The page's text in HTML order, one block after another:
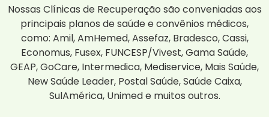
Nossas Clínicas de Recuperação são conveniadas aos
principais planos de saúde e convênios médicos,
como: Amil, AmHemed, Assefaz, Bradesco, Cassi,
Economus, Fusex, FUNCESP/Vivest, Gama Saúde,
GEAP, GoCare, Intermedica, Mediservice, Mais Saúde,
New Saúde Leader, Postal Saúde, Saúde Caixa,
SulAmérica, Unimed e muitos outros.